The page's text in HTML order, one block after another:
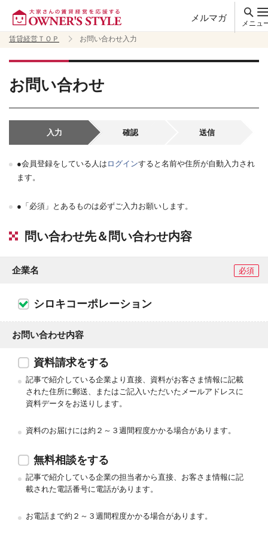
メルマガ
メニュ
賃貸経営ＴＯＰ
お問い合わせ入力
お問い合わせ
入力 確認 送信
●会員登録をしている人は ログインすると名前や住所が自動入力され
ます。
●「必須」とあるものは必ずご入力お願いします。
問い合わせ先＆問い合わせ内容
企業名 必須
シロキコーポレーション
お問い合わせ内容
資料請求をする
記事で紹介している企業より直接、資料がお客さま情報に記載
された住所に郵送、またはご記入いただいたメールアドレスに
資料データをお送りします。
資料のお届けには約２～３週間程度かかる場合があります。
無料相談をする
記事で紹介している企業の担当者から直接、お客さま情報に記
載された電話番号に電話があります。
お電話まで約２～３週間程度かかる場合があります。